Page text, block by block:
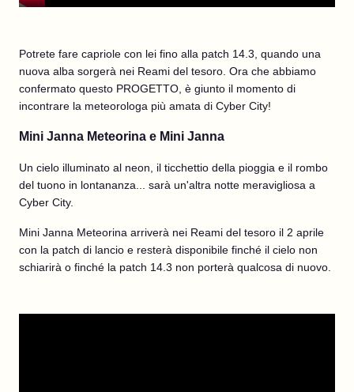
Potrete fare capriole con lei fino alla patch 14.3, quando una
nuova alba sorgerà nei Reami del tesoro. Ora che abbiamo
confermato questo PROGETTO, è giunto il momento di
incontrare la meteorologa più amata di Cyber City!
Mini Janna Meteorina e Mini Janna
Un cielo illuminato al neon, il ticchettio della pioggia e il rombo
del tuono in lontananza... sarà un'altra notte meravigliosa a
Cyber City.
Mini Janna Meteorina arriverà nei Reami del tesoro il 2 aprile
con la patch di lancio e resterà disponibile finché il cielo non
schiarirà o finché la patch 14.3 non porterà qualcosa di nuovo.